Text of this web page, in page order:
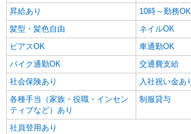
昇給あり
10時～勤務OK
髪型・髪色自由
ネイルOK
ピアスOK
車通勤OK
バイク通勤OK
交通費支給
社会保険あり
入社祝い金あ
各種手当（家族・役職・インセン
ティブなど）あり
制服貸与
社員登用あり